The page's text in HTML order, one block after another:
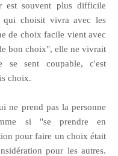
est souvent plus difficile
qui choisit vivra avec les
de choix facile vient avec
bon choix", elle ne vivrait
sent coupable, c'est
choix.
ne prend pas la personne
si "se prendre en
pour faire un choix était
pour les autres.